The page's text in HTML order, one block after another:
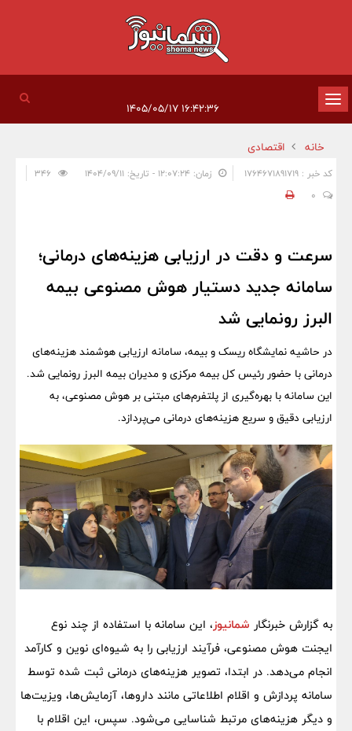
تغییر
وضعیت
ناوبری
۱۶:۴۲:۳۶ ۱۴۰۵/۰۵/۱۷
خانه اقتصادی
کد خبر : 1764671891719 زمان: ۱۲:۰۷:۲۴ - تاریخ: ۱۴۰۴/۰۹/۱۱
0
سرعت و دقت در ارزیابی هزینه‌های درمانی؛
سامانه جدید دستیار هوش مصنوعی بیمه
البرز رونمایی شد
در حاشیه نمایشگاه ریسک و بیمه، سامانه ارزیابی هوشمند هزینه‌های
درمانی با حضور رئیس کل بیمه مرکزی و مدیران بیمه البرز رونمایی شد.
این سامانه با بهره‌گیری از پلتفرم‌های مبتنی بر هوش مصنوعی، به
ارزیابی دقیق و سریع هزینه‌های درمانی می‌پردازد.
به گزارش خبرنگار شمانیوز، این سامانه با استفاده از چند نوع
ایجنت هوش مصنوعی، فرآیند ارزیابی را به شیوه‌ای نوین و کارآمد
انجام می‌دهد. در ابتدا، تصویر هزینه‌های درمانی ثبت شده توسط
سامانه پردازش و اقلام اطلاعاتی مانند داروها، آزمایش‌ها، ویزیت‌ها
و دیگر هزینه‌های مرتبط شناسایی می‌شود. سپس، این اقلام با